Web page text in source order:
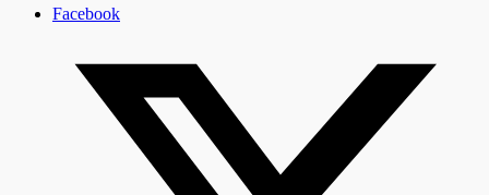
Facebook